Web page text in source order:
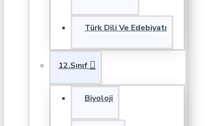
Türk Dili Ve Edebiyatı
12.Sınıf
Biyoloji